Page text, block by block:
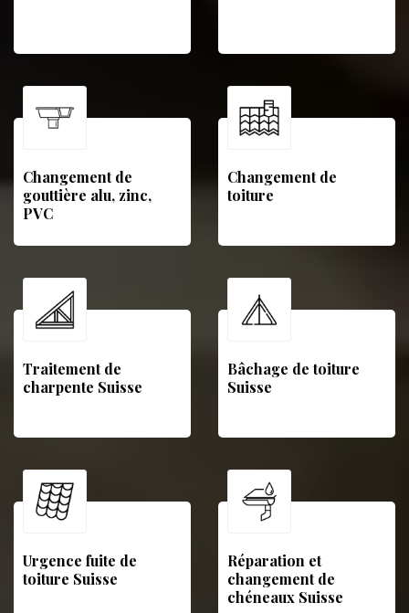
Changement de
gouttière alu, zinc,
PVC
Changement de
toiture
Traitement de
charpente Suisse
Bâchage de toiture
Suisse
Urgence fuite de
toiture Suisse
Réparation et
changement de
chéneaux Suisse